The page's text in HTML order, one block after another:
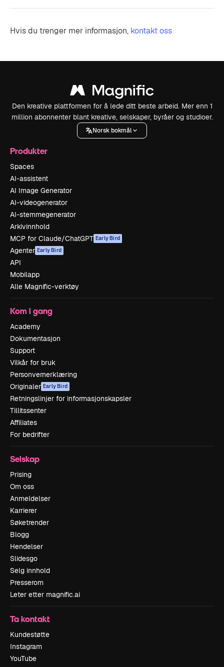
Hvis du trenger mer informasjon, kontakt oss
Den kreative plattformen for å lede ditt beste arbeid. Mer enn 1
million abonnenter blant kreative, selskaper, byråer og studioer.
Norsk bokmål
Produkter
Spaces
AI-assistent
AI Image Generator
AI-videogenerator
AI-stemmegenerator
Arkivinnhold
MCP for Claude/ChatGPT Early Bird
Agenter Early Bird
API
Mobilapp
Alle Magnific-verktøy
Kom i gang
Academy
Dokumentasjon
Support
Vilkår for bruk
Personvernerklæring
Originaler Early Bird
Retningslinjer for informasjonskapsler
Tillitssenter
Affiliates
For bedrifter
Selskap
Prising
Om oss
Anmeldelser
Karrierer
Søketrender
Blogg
Hendelser
Slidesgo
Selg innhold
Presserom
Leter etter magnific.ai
Ta kontakt
Kundestøtte
Instagram
YouTube